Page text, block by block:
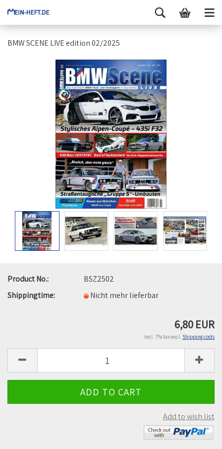
BMW SCENE LIVE edition 02/2025
Product No.:
BSZ2502
Shippingtime:
Nicht mehr lieferbar
6,80 EUR
incl. 7% tax excl. Shipping costs
Add to wish list